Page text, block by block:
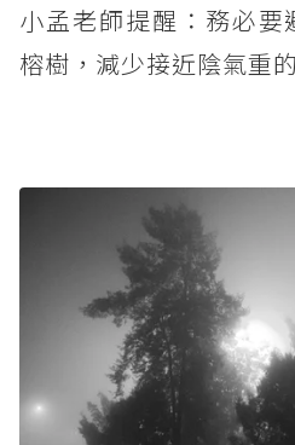
小孟老師提醒：務必
榕樹，減少接近陰氣重